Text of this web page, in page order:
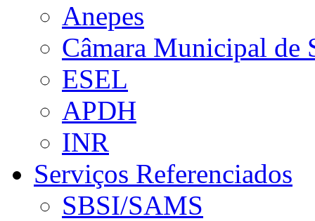
Anepes
Câmara Municipal de
ESEL
APDH
INR
Serviços Referenciados
SBSI/SAMS